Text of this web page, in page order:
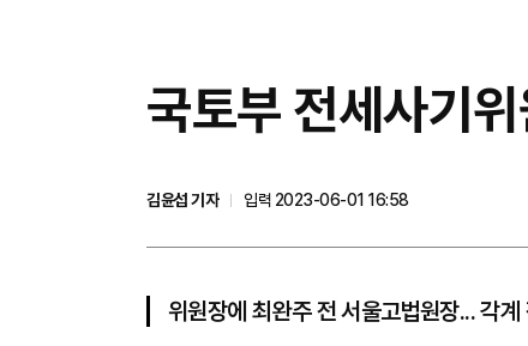
국토부 전세사기
김윤섭 기자
입력 2023-06-01 16:58
위원장에 최완주 전 서울고법원장... 각